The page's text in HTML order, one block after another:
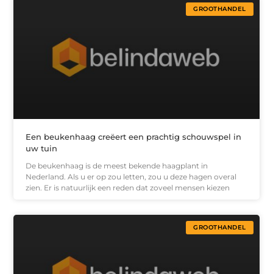
GROOTHANDEL
Een beukenhaag creëert een prachtig schouwspel in
uw tuin
De beukenhaag is de meest bekende haagplant in
Nederland. Als u er op zou letten, zou u deze hagen overal
zien. Er is natuurlijk een reden dat zoveel mensen kiezen
GROOTHANDEL